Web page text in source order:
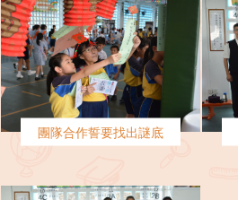
團隊合作誓要找出謎底